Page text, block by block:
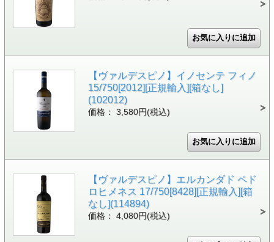
【ヴァルデスピノ】イノセンテ フィノ
15/750[2012][正規輸入][箱なし]
(102012)
価格： 3,580円(税込)
【ヴァルデスピノ】エルカンダド ペド
ロヒメネス 17/750[8428][正規輸入][箱
なし](114894)
価格： 4,080円(税込)